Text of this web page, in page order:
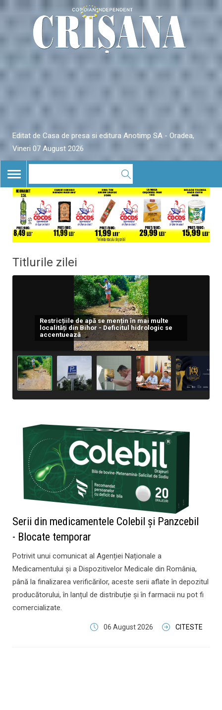
Editat de Casa de presa si editura Anotimp SA - Oradea,
Vineri 07 August 2026
TOGGLE
NAVIGATION
Titlurile zilei
Restricțiile de apă se mențin în mai multe
localități din Bihor - Deficitul hidrologic se
accentuează
Băile Felix. Parcare pe pista de alergare.
Când bunul-simț se oprește la marginea
pădurii
Serii din medicamentele Colebil și Panzcebil
- Blocate temporar
Potrivit unui comunicat al Agenției Naționale a
Medicamentului și a Dispozitivelor Medicale din România,
până la finalizarea verificărilor, aceste serii aflate în depozitul
producătorului, în lanțul de distribuție și în farmacii nu pot fi
comercializate.
06 August 2026 CITESTE